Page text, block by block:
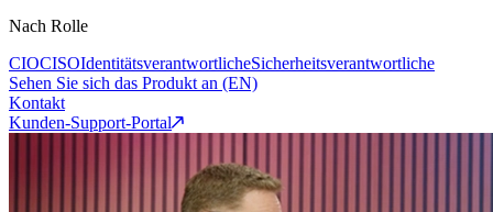
Nach Rolle
CIOCISOIdentitätsverantwortlicheSicherheitsverantwortliche
Sehen Sie sich das Produkt an (EN)
Kontakt
Kunden-Support-Portal